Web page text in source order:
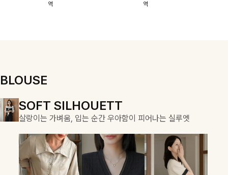
스에요🖤
역
할 수 있어요🤍
역
BLOUSE
SOFT SILHOUETT
살랑이는 가벼움, 입는 순간 우아함이 피어나는 실루엣
COZY ESSENTIAL
매일의 일상을 부드럽게 감싸줄 니트 컬렉션
DOUBLE THE JOY
함께할 때 더욱 완벽한, 합리적인 선택으로 채우는 즐거움